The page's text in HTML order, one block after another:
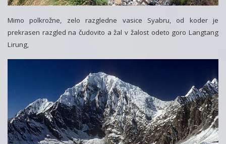
Mimo polkrožne, zelo razgledne vasice Syabru, od koder je
prekrasen razgled na čudovito a žal v žalost odeto goro Langtang
Lirung,